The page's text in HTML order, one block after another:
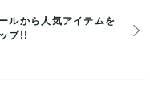
球にやさしいペーパ
慮し必要のない紙に
力してまいります。
ルから人気アイテムを
プ!!